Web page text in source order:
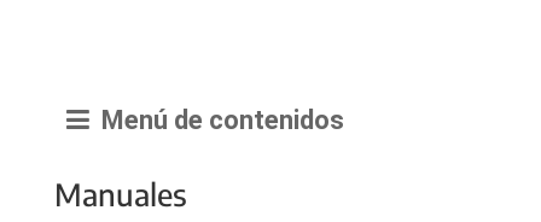
Menú de contenidos
Manuales